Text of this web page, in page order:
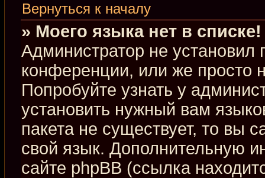
Вернуться к началу
» Моего языка нет в списке!
Администратор не
конференции, или же просто
Попробуйте узнать у
установить нужный вам
пакета не существует, то вы
свой язык. Дополнительную
сайте phpBB (ссылка